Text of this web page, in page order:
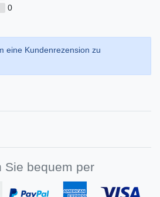
0
eine Kundenrezension zu
Sie bequem per